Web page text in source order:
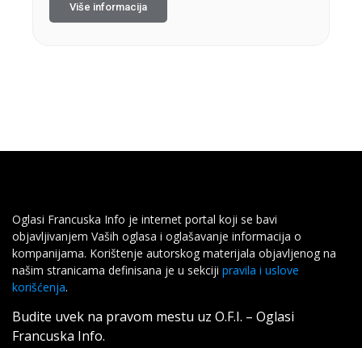
Više informacija
Oglasi Francuska Info je internet portal koji se bavi
objavljivanjem Vaših oglasa i oglašavanje informacija o
kompanijama. Korištenje autorskog materijala objavljenog na
našim stranicama definisana je u sekciji pravila i uslove
korišćenja.
Budite uvek na pravom mestu uz O.F.I. – Oglasi
Francuska Info.